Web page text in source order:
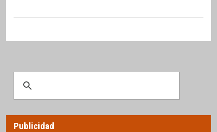
Publicidad